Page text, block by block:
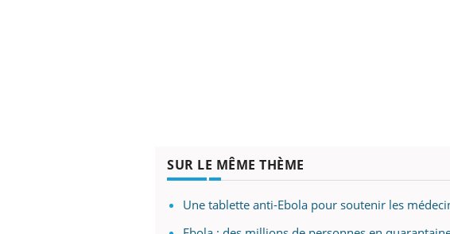
SUR LE MÊME THÈME
Une tablette anti-Ebola pour soutenir les